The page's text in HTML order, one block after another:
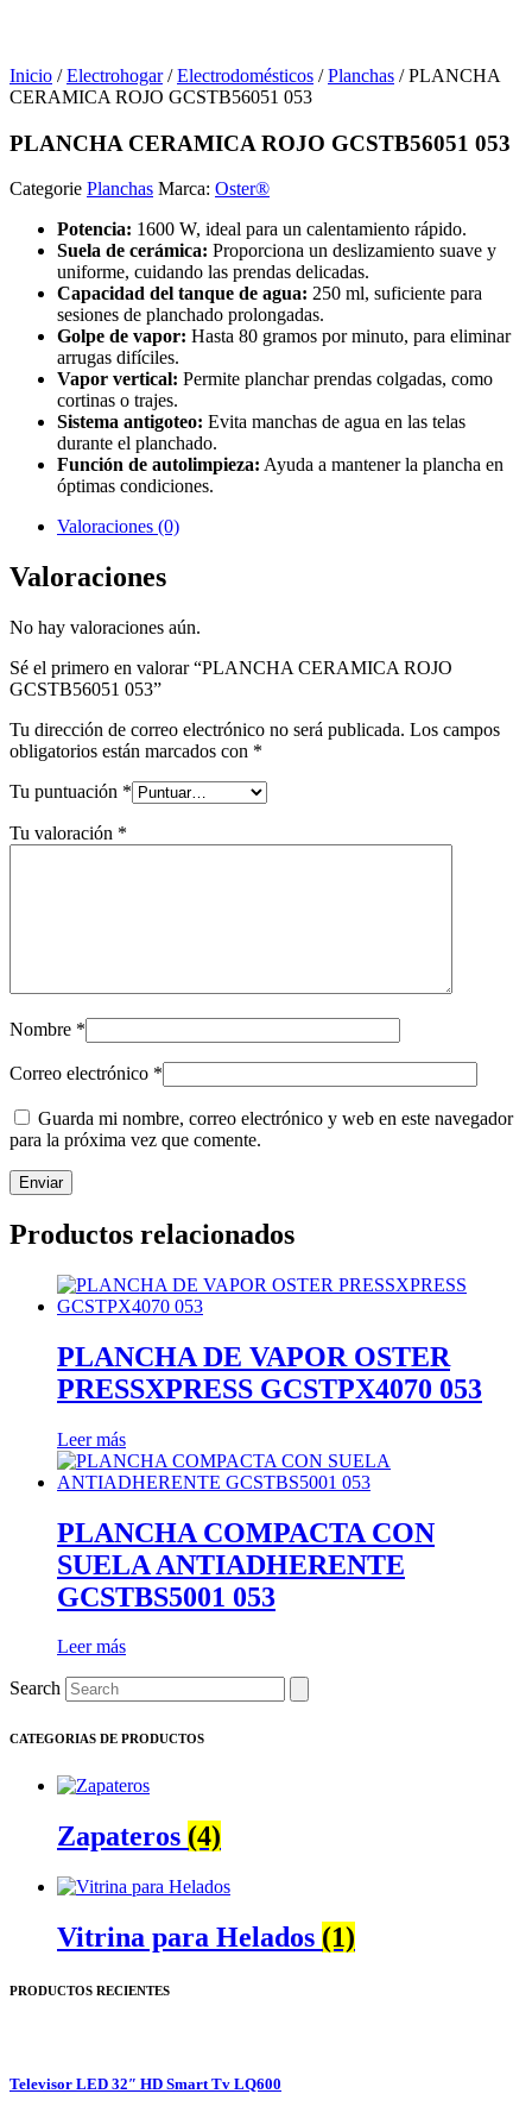
Inicio /Electrohogar/Electrodomésticos /Planchas / PLANCHA
CERAMICA ROJO GCSTB56051 053
PLANCHA CERAMICA ROJO GCSTB56051 053
Categorie Planchas Marca: Oster®
Potencia: 1600 W, ideal para un calentamiento rápido.
Suela de cerámica: Proporciona un deslizamiento suave y
uniforme, cuidando las prendas delicadas.
Capacidad del tanque de agua: 250 ml, suficiente para
sesiones de planchado prolongadas.
Golpe de vapor: Hasta 80 gramos por minuto, para eliminar
arrugas difíciles.
Vapor vertical: Permite planchar prendas colgadas, como
cortinas o trajes.
Sistema antigoteo: Evita manchas de agua en las telas
durante el planchado.
Función de autolimpieza: Ayuda a mantener la plancha en
óptimas condiciones.
Valoraciones (0)
Valoraciones
No hay valoraciones aún.
Sé el primero en valorar “PLANCHA CERAMICA ROJO
GCSTB56051 053”
Tu dirección de correo electrónico no será publicada. Los campos
obligatorios están marcados con *
Tu puntuación *
Tu valoración *
Nombre *
Correo electrónico *
Guarda mi nombre, correo electrónico y web en este navegador
para la próxima vez que comente.
Productos relacionados
PLANCHA DE VAPOR OSTER
PRESSXPRESS GCSTPX4070 053
Leer más
PLANCHA COMPACTA CON
SUELA ANTIADHERENTE
GCSTBS5001 053
Leer más
Search
CATEGORIAS DE PRODUCTOS
Zapateros (4)
Vitrina para Helados (1)
PRODUCTOS RECIENTES
Televisor LED 32″ HD Smart Tv LQ600